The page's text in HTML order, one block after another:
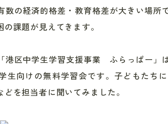
数の経済的格差・教育格差が大きい場所
課題が見えてきます。
港区中学生学習支援事業 ふらっぱー」
生向けの無料学習会です。子どもたち
を担当者に聞いてみました。